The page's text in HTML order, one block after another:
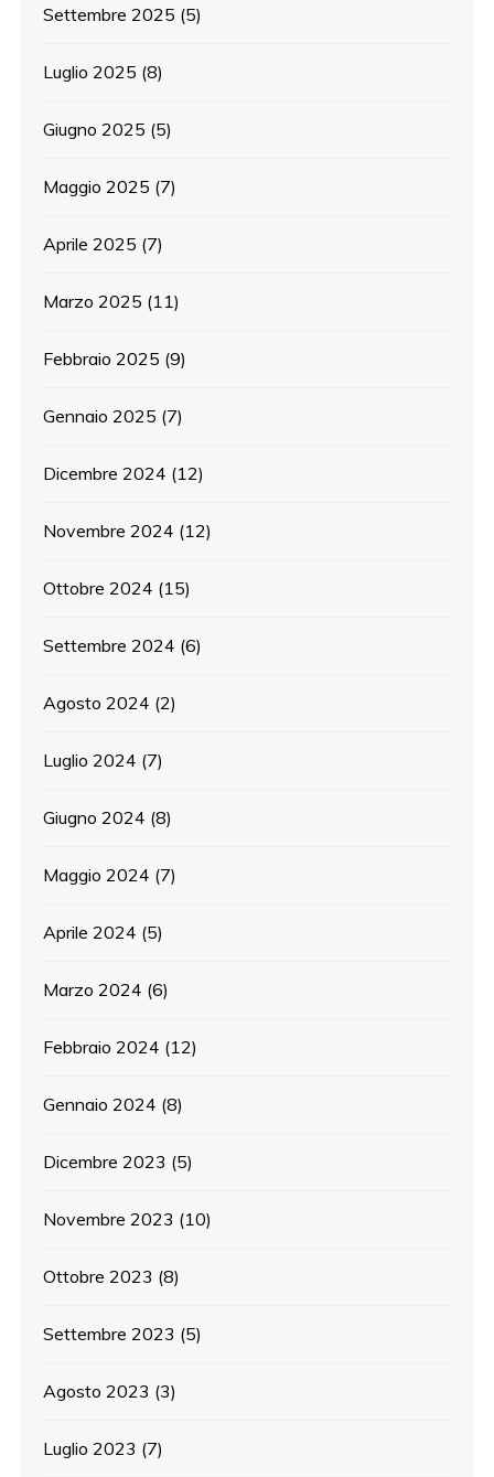
Settembre 2025 (5)
Luglio 2025 (8)
Giugno 2025 (5)
Maggio 2025 (7)
Aprile 2025 (7)
Marzo 2025 (11)
Febbraio 2025 (9)
Gennaio 2025 (7)
Dicembre 2024 (12)
Novembre 2024 (12)
Ottobre 2024 (15)
Settembre 2024 (6)
Agosto 2024 (2)
Luglio 2024 (7)
Giugno 2024 (8)
Maggio 2024 (7)
Aprile 2024 (5)
Marzo 2024 (6)
Febbraio 2024 (12)
Gennaio 2024 (8)
Dicembre 2023 (5)
Novembre 2023 (10)
Ottobre 2023 (8)
Settembre 2023 (5)
Agosto 2023 (3)
Luglio 2023 (7)